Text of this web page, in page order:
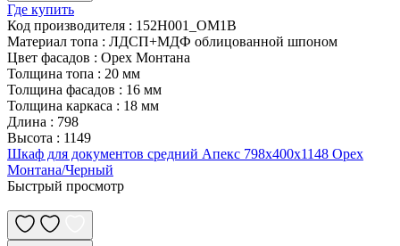
Где купить
Код производителя : 152H001_OM1B
Материал топа : ЛДСП+МДФ облицованной шпоном
Цвет фасадов : Орех Монтана
Толщина топа : 20 мм
Толщина фасадов : 16 мм
Толщина каркаса : 18 мм
Длина : 798
Высота : 1149
Шкаф для документов средний Апекс 798х400х1148 Орех
Монтана/Черный
Быстрый просмотр